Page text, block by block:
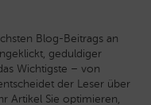
Blog-Beitrags an
geduldiger
Wichtigste – von
der Leser über
Artikel Sie optimieren,